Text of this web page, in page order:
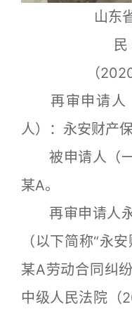
山东
（
再审申请人
人）：永安财产
被申请人（一
某A。
再审申请人永
（以下简称“永
某A劳动合同纠
中级人民法院（